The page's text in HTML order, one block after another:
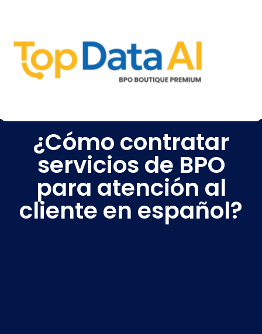
¿Cómo contratar
servicios de BPO
para atención al
cliente en español?